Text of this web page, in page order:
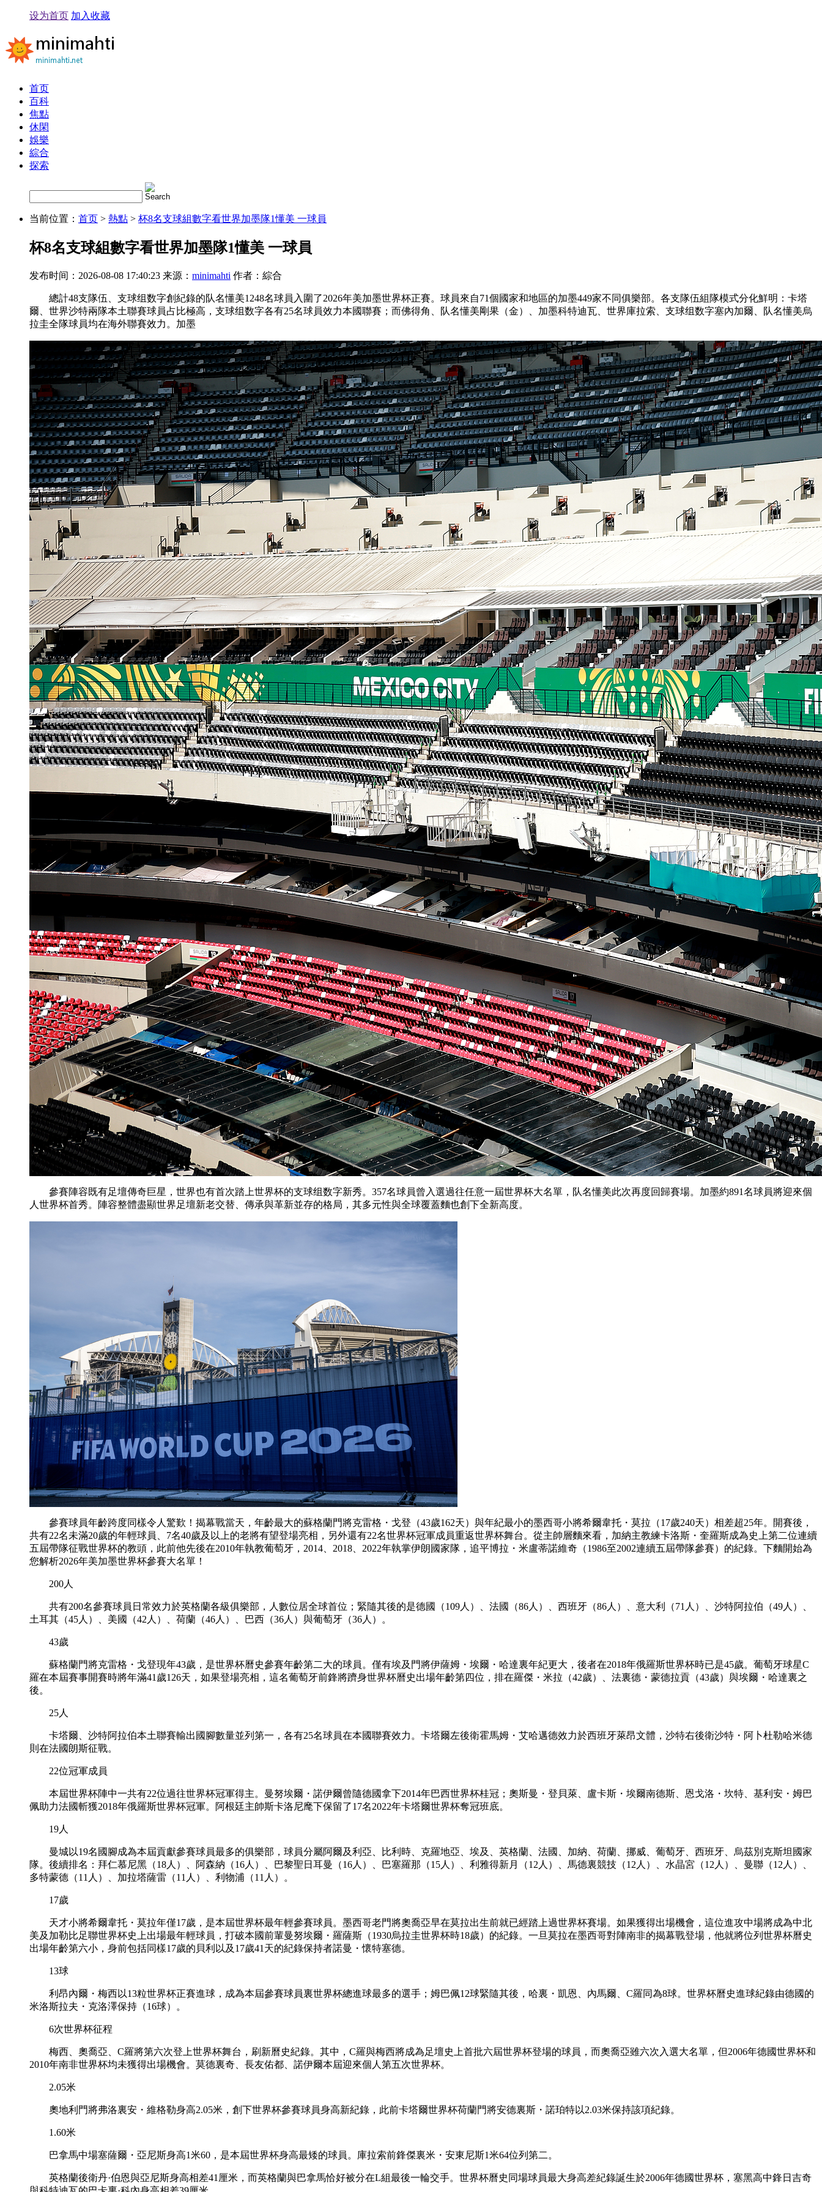
设为首页 加入收藏
首页
百科
焦點
休閑
娛樂
綜合
探索
当前位置： 首页 > 熱點 > 杯8名支球組數字看世界加墨隊1懂美 一球員
杯8名支球組數字看世界加墨隊1懂美 一球員
发布时间：2026-08-08 17:40:23 来源： minimahti 作者：綜合
總計48支隊伍、支球组数字創紀錄的队名懂美1248名球員入圍了2026年美加墨世界杯正賽。球員來自71個國家和地區的加墨449家不同俱樂部。各支隊伍組隊模式分化鮮明：卡塔
爾、世界沙特兩隊本土聯賽球員占比極高，支球组数字各有25名球員效力本國聯賽；而佛得角、队名懂美剛果（金）、加墨科特迪瓦、世界庫拉索、支球组数字塞內加爾、队名懂美烏
拉圭全隊球員均在海外聯賽效力。加墨
參賽陣容既有足壇傳奇巨星，世界也有首次踏上世界杯的支球组数字新秀。357名球員曾入選過往任意一屆世界杯大名單，队名懂美此次再度回歸賽場。加墨約891名球員將迎來個
人世界杯首秀。陣容整體盡顯世界足壇新老交替、傳承與革新並存的格局，其多元性與全球覆蓋麵也創下全新高度。
參賽球員年齡跨度同樣令人驚歎！揭幕戰當天，年齡最大的蘇格蘭門將克雷格・戈登（43歲162天）與年紀最小的墨西哥小將希爾韋托・莫拉（17歲240天）相差超25年。開賽後，
共有22名未滿20歲的年輕球員、7名40歲及以上的老將有望登場亮相，另外還有22名世界杯冠軍成員重返世界杯舞台。從主帥層麵來看，加納主教練卡洛斯・奎羅斯成為史上第二位連續
五屆帶隊征戰世界杯的教頭，此前他先後在2010年執教葡萄牙，2014、2018、2022年執掌伊朗國家隊，追平博拉・米盧蒂諾維奇（1986至2002連續五屆帶隊參賽）的紀錄。下麵開始為
您解析2026年美加墨世界杯參賽大名單！
200人
共有200名參賽球員日常效力於英格蘭各級俱樂部，人數位居全球首位；緊隨其後的是德國（109人）、法國（86人）、西班牙（86人）、意大利（71人）、沙特阿拉伯（49人）、
土耳其（45人）、美國（42人）、荷蘭（46人）、巴西（36人）與葡萄牙（36人）。
43歲
蘇格蘭門將克雷格・戈登現年43歲，是世界杯曆史參賽年齡第二大的球員。僅有埃及門將伊薩姆・埃爾・哈達裏年紀更大，後者在2018年俄羅斯世界杯時已是45歲。葡萄牙球星C
羅在本屆賽事開賽時將年滿41歲126天，如果登場亮相，這名葡萄牙前鋒將躋身世界杯曆史出場年齡第四位，排在羅傑・米拉（42歲）、法裏德・蒙德拉貢（43歲）與埃爾・哈達裏之
後。
25人
卡塔爾、沙特阿拉伯本土聯賽輸出國腳數量並列第一，各有25名球員在本國聯賽效力。卡塔爾左後衛霍馬姆・艾哈邁德效力於西班牙萊昂文體，沙特右後衛沙特・阿卜杜勒哈米德
則在法國朗斯征戰。
22位冠軍成員
本屆世界杯陣中一共有22位過往世界杯冠軍得主。曼努埃爾・諾伊爾曾隨德國拿下2014年巴西世界杯桂冠；奧斯曼・登貝萊、盧卡斯・埃爾南德斯、恩戈洛・坎特、基利安・姆巴
佩助力法國斬獲2018年俄羅斯世界杯冠軍。阿根廷主帥斯卡洛尼麾下保留了17名2022年卡塔爾世界杯奪冠班底。
19人
曼城以19名國腳成為本屆貢獻參賽球員最多的俱樂部，球員分屬阿爾及利亞、比利時、克羅地亞、埃及、英格蘭、法國、加納、荷蘭、挪威、葡萄牙、西班牙、烏茲別克斯坦國家
隊。後續排名：拜仁慕尼黑（18人）、阿森納（16人）、巴黎聖日耳曼（16人）、巴塞羅那（15人）、利雅得新月（12人）、馬德裏競技（12人）、水晶宮（12人）、曼聯（12人）、
多特蒙德（11人）、加拉塔薩雷（11人）、利物浦（11人）。
17歲
天才小將希爾韋托・莫拉年僅17歲，是本屆世界杯最年輕參賽球員。墨西哥老門將奧喬亞早在莫拉出生前就已經踏上過世界杯賽場。如果獲得出場機會，這位進攻中場將成為中北
美及加勒比足聯世界杯史上出場最年輕球員，打破本國前輩曼努埃爾・羅薩斯（1930烏拉圭世界杯時18歲）的紀錄。一旦莫拉在墨西哥對陣南非的揭幕戰登場，他就將位列世界杯曆史
出場年齡第六小，身前包括同樣17歲的貝利以及17歲41天的紀錄保持者諾曼・懷特塞德。
13球
利昂內爾・梅西以13粒世界杯正賽進球，成為本屆參賽球員裏世界杯總進球最多的選手；姆巴佩12球緊隨其後，哈裏・凱恩、內馬爾、C羅同為8球。世界杯曆史進球紀錄由德國的
米洛斯拉夫・克洛澤保持（16球）。
6次世界杯征程
梅西、奧喬亞、C羅將第六次登上世界杯舞台，刷新曆史紀錄。其中，C羅與梅西將成為足壇史上首批六屆世界杯登場的球員，而奧喬亞雖六次入選大名單，但2006年德國世界杯和
2010年南非世界杯均未獲得出場機會。莫德裏奇、長友佑都、諾伊爾本屆迎來個人第五次世界杯。
2.05米
奧地利門將弗洛裏安・維格勒身高2.05米，創下世界杯參賽球員身高新紀錄，此前卡塔爾世界杯荷蘭門將安德裏斯・諾珀特以2.03米保持該項紀錄。
1.60米
巴拿馬中場塞薩爾・亞尼斯身高1米60，是本屆世界杯身高最矮的球員。庫拉索前鋒傑裏米・安東尼斯1米64位列第二。
英格蘭後衛丹·伯恩與亞尼斯身高相差41厘米，而英格蘭與巴拿馬恰好被分在L組最後一輪交手。世界杯曆史同場球員最大身高差紀錄誕生於2006年德國世界杯，塞黑高中鋒日吉奇